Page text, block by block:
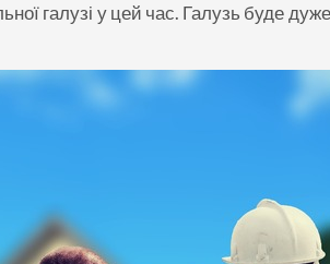
галузі у цей час. Галузь буде